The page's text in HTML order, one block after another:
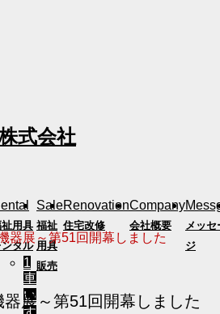
用具
タル
1
車
い
Sale
福祉
用具
販売
Renovation
住宅改修
Company
会社概要
メッセ
ジ
器展～第51回開幕しました
展～第51回開幕しました